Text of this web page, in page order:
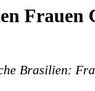
Frauen
Brasilien: